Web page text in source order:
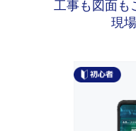
工事も図面も
現